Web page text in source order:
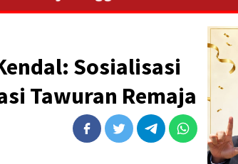
Sosialisasi
Tawuran Remaja